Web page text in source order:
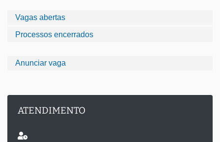
Vagas abertas
Processos encerrados
Anunciar vaga
ATENDIMENTO